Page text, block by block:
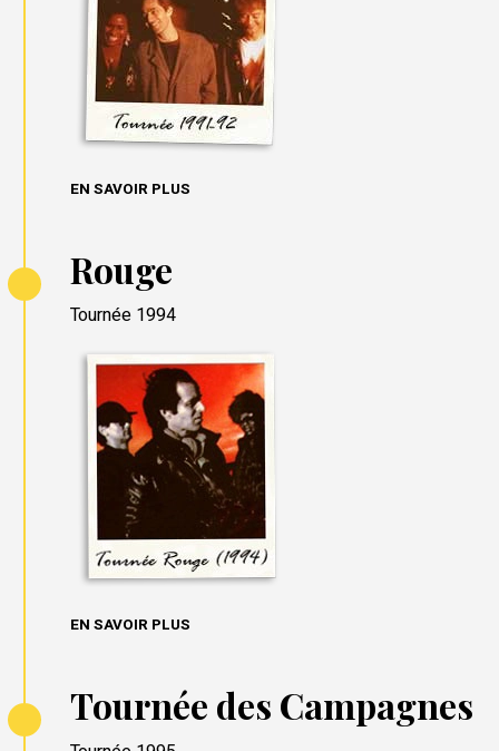
EN SAVOIR PLUS
Rouge
Tournée 1994
EN SAVOIR PLUS
Tournée des Campagnes